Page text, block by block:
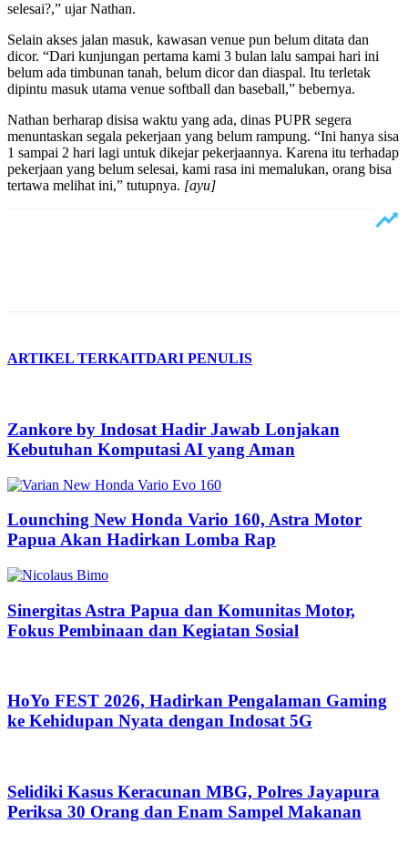
selesai?,” ujar Nathan.
Selain akses jalan masuk, kawasan venue pun belum ditata dan
dicor. “Dari kunjungan pertama kami 3 bulan lalu sampai hari ini
belum ada timbunan tanah, belum dicor dan diaspal. Itu terletak
dipintu masuk utama venue softball dan baseball,” bebernya.
Nathan berharap disisa waktu yang ada, dinas PUPR segera
menuntaskan segala pekerjaan yang belum rampung. “Ini hanya sisa
1 sampai 2 hari lagi untuk dikejar pekerjaannya. Karena itu terhadap
pekerjaan yang belum selesai, kami rasa ini memalukan, orang bisa
tertawa melihat ini,” tutupnya. [ayu]
ARTIKEL TERKAITDARI PENULIS
Zankore by Indosat Hadir Jawab Lonjakan
Kebutuhan Komputasi AI yang Aman
Lounching New Honda Vario 160, Astra Motor
Papua Akan Hadirkan Lomba Rap
Sinergitas Astra Papua dan Komunitas Motor,
Fokus Pembinaan dan Kegiatan Sosial
HoYo FEST 2026, Hadirkan Pengalaman Gaming
ke Kehidupan Nyata dengan Indosat 5G
Selidiki Kasus Keracunan MBG, Polres Jayapura
Periksa 30 Orang dan Enam Sampel Makanan